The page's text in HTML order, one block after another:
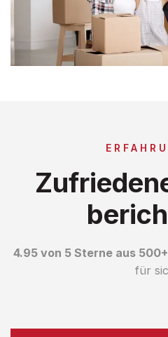
4.95 von 5 Sterne aus
für